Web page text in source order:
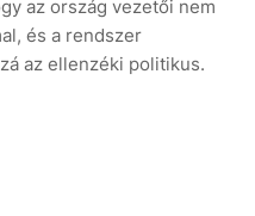
az ország vezetői nem
és a rendszer
az ellenzéki politikus.